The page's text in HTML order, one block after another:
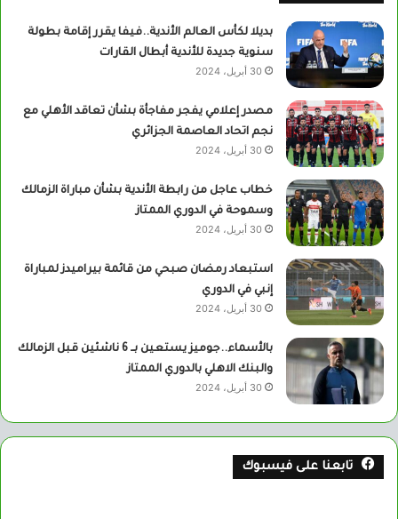
بديلا لكأس العالم الأندية..فيفا يقرر إقامة بطولة
سنوية جديدة للأندية أبطال القارات
30 أبريل، 2024
مصدر إعلامي يفجر مفاجأة بشأن تعاقد الأهلي مع
نجم اتحاد العاصمة الجزائري
30 أبريل، 2024
خطاب عاجل من رابطة الأندية بشأن مباراة الزمالك
وسموحة في الدوري الممتاز
30 أبريل، 2024
استبعاد رمضان صبحي من قائمة بيراميدز لمباراة
إنبي في الدوري
30 أبريل، 2024
بالأسماء..جوميز يستعين بــ 6 ناشئين قبل الزمالك
والبنك الاهلي بالدوري الممتاز
30 أبريل، 2024
تابعنا على فيسبوك